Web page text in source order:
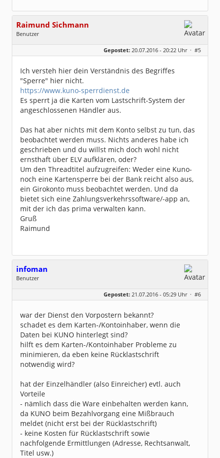
Raimund Sichmann
Benutzer
Geschlecht:
keine Angabe
Dabei seit:
08 / 2002
Gepostet: 20.07.2016 - 20:22 Uhr · #5
Ich versteh hier dein Verständnis des Begriffes
"Sperre" hier nicht.
https://www.kuno-sperrdienst.de
Es sperrt ja die Karten vom Lastschrift-System der
angeschlossenen Händler aus.
Das hat aber nichts mit dem Konto selbst zu tun, das
beobachtet werden muss. Nichts anderes habe ich
geschrieben und du willst mich doch wohl nicht
ernsthaft über ELV aufklären, oder?
Um den Threadtitel aufzugreifen: Weder eine Kuno-
noch eine Kartensperre bei der Bank reicht also aus,
ein Girokonto muss beobachtet werden. Und da
bietet sich eine Zahlungsverkehrssoftware/-app an,
mit der ich das prima verwalten kann.
Gruß
Raimund
infoman
Benutzer
Dabei seit:
06 / 2008
Gepostet: 21.07.2016 - 05:29 Uhr · #6
war der Dienst den Vorpostern bekannt?
schadet es dem Karten-/Kontoinhaber, wenn die
Daten bei KUNO hinterlegt sind?
hilft es dem Karten-/Kontoinhaber Probleme zu
minimieren, da eben keine Rücklastschrift
notwendig wird?
hat der Einzelhändler (also Einreicher) evtl. auch
Vorteile
- nämlich dass die Ware einbehalten werden kann,
da KUNO beim Bezahlvorgang eine Mißbrauch
meldet (nicht erst bei der Rücklastschrift)
- keine Kosten für Rücklastschrift sowie
nachfolgende Ermittlungen (Adresse, Rechtsanwalt,
Titel usw.)